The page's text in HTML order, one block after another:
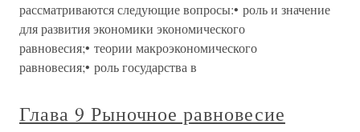
рассматриваются следующие вопросы:• роль и значение
для развития экономики экономического
равновесия;• теории макроэкономического
равновесия;• роль государства в
Глава 9 Рыночное равновесие